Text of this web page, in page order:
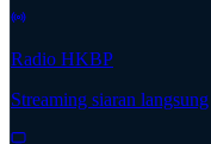
Radio HKBP
Streaming siaran langsung